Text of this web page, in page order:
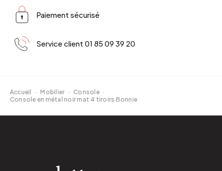
Paiement sécurisé
Service client 01 85 09 39 20
Accueil · Mobilier · Console ·
Console en métal noir mat 4 tiroirs Bonnie